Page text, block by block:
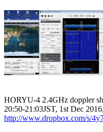
HORYU-4 2.4GHz doppler
http://www.dropbox.com/s/